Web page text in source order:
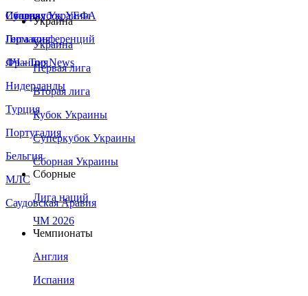
Сборная Украины
Италия
Германия
Франция
Нидерланды
Турция
Португалия
Бельгия
МЛС
Саудовская Аравия
Суперкубок УЕФА
Лига конференций
ЛЧ - Top News
Украина
Украина
Первая лига
Вторая лига
Кубок Украины
Суперкубок Украины
Сборная Украины
Сборные
Лига наций
ЧМ 2026
Чемпионаты
Англия
Испания